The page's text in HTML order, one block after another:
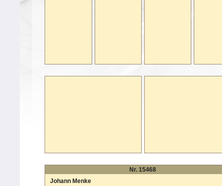
Nr. 15468
Johann Menke